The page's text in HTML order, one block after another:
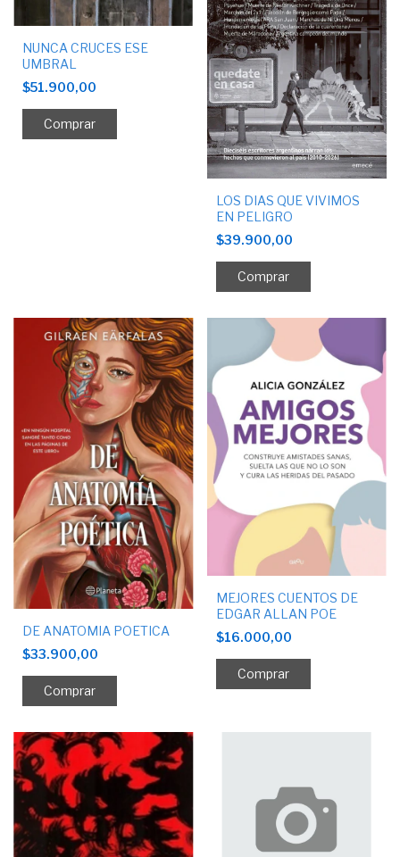
NUNCA CRUCES ESE
UMBRAL
$51.900,00
LOS DIAS QUE VIVIMOS
EN PELIGRO
$39.900,00
DE ANATOMIA POETICA
$33.900,00
MEJORES CUENTOS DE
EDGAR ALLAN POE
$16.000,00